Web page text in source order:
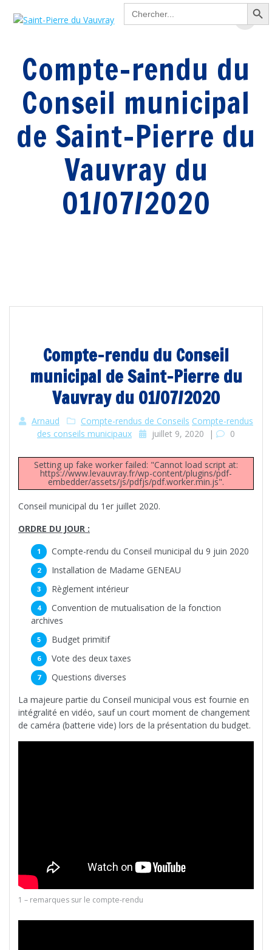
Search Search Button
Passer
au
Compte-rendu du
Conseil municipal
de Saint-Pierre du
Vauvray du
01/07/2020
Compte-rendu du Conseil
municipal de Saint-Pierre du
Vauvray du 01/07/2020
Arnaud Compte-rendus de Conseils Compte-rendus
des conseils municipaux
juillet 9, 2020 | 0
Setting up fake worker failed: "Cannot load script at:
https://www.levauvray.fr/wp-content/plugins/pdf-
embedder/assets/js/pdfjs/pdf.worker.min.js".
Conseil municipal du 1er juillet 2020.
ORDRE DU JOUR :
Compte-rendu du Conseil municipal du 9 juin 2020
Installation de Madame GENEAU
Règlement intérieur
Convention de mutualisation de la fonction
archives
Budget primitif
Vote des deux taxes
Questions diverses
La majeure partie du Conseil municipal vous est fournie en
intégralité en vidéo, sauf un court moment de changement
de caméra (batterie vide) lors de la présentation du budget.
1 – remarques sur le compte-rendu